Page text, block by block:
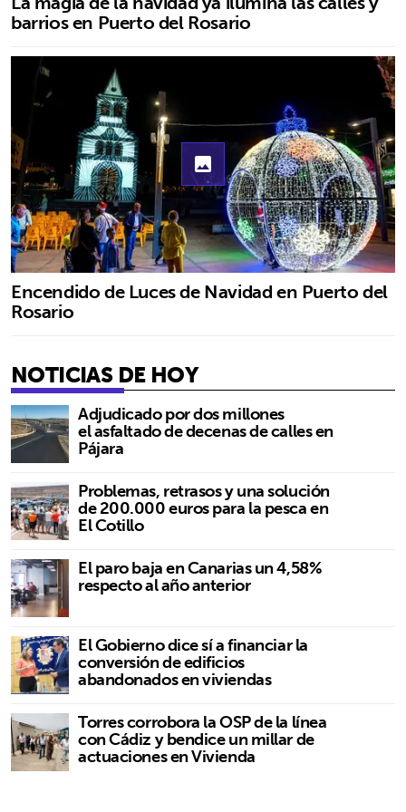
barrios en Puerto del Rosario
photo
Encendido de Luces de Navidad en Puerto del
Rosario
NOTICIAS DE HOY
Adjudicado por dos millones
el asfaltado de decenas de calles en
Pájara
Problemas, retrasos y una solución
de 200.000 euros para la pesca en
El Cotillo
El paro baja en Canarias un 4,58%
respecto al año anterior
El Gobierno dice sí a financiar la
conversión de edificios
abandonados en viviendas
Torres corrobora la OSP de la línea
con Cádiz y bendice un millar de
actuaciones en Vivienda